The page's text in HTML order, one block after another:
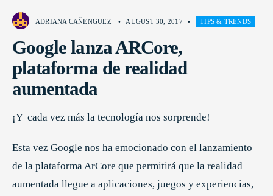
ADRIANA CAÑENGUEZ • AUGUST 30, 2017 • TIPS & TRENDS
Google lanza ARCore,
plataforma de realidad
aumentada
¡Y cada vez más la tecnología nos sorprende!
Esta vez Google nos ha emocionado con el lanzamiento
de la plataforma ArCore que permitirá que la realidad
aumentada llegue a aplicaciones, juegos y experiencias,